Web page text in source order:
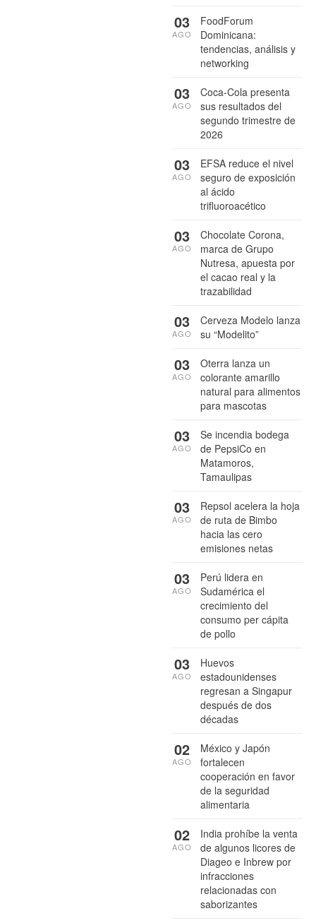
FoodForum
Dominicana:
tendencias, análisis y
networking
03
AGO
Coca-Cola presenta
sus resultados del
segundo trimestre de
2026
03
AGO
EFSA reduce el nivel
seguro de exposición
al ácido
trifluoroacético
03
AGO
Chocolate Corona,
marca de Grupo
Nutresa, apuesta por
el cacao real y la
trazabilidad
03
AGO
Cerveza Modelo lanza
su “Modelito”
03
AGO
Oterra lanza un
colorante amarillo
natural para alimentos
para mascotas
03
AGO
Se incendia bodega
de PepsiCo en
Matamoros,
Tamaulipas
03
AGO
Repsol acelera la hoja
de ruta de Bimbo
hacia las cero
emisiones netas
03
AGO
Perú lidera en
Sudamérica el
crecimiento del
consumo per cápita
de pollo
03
AGO
Huevos
estadounidenses
regresan a Singapur
después de dos
décadas
03
AGO
México y Japón
fortalecen
cooperación en favor
de la seguridad
alimentaria
02
AGO
India prohíbe la venta
de algunos licores de
Diageo e Inbrew por
infracciones
relacionadas con
saborizantes
02
AGO